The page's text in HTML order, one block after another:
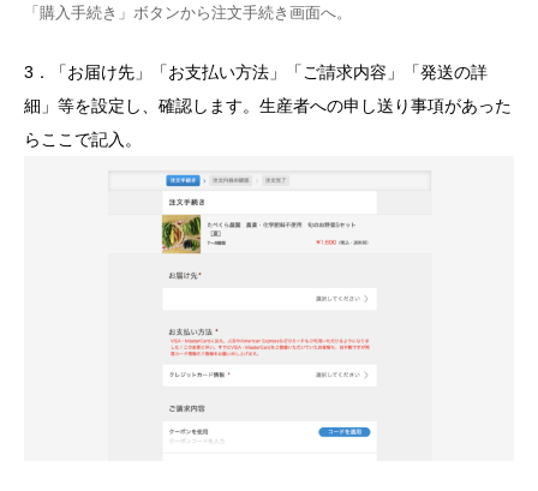
「購入手続き」ボタンから注文手続き画面へ。
3．「お届け先」「お支払い方法」「ご請求内容」「発送の詳
細」等を設定し、確認します。生産者への申し送り事項があった
らここで記入。